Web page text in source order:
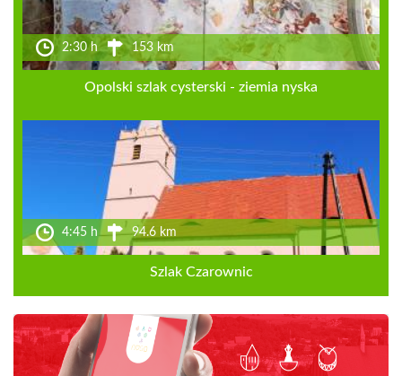
2:30 h 153 km
Opolski szlak cysterski - ziemia nyska
4:45 h 94.6 km
Szlak Czarownic